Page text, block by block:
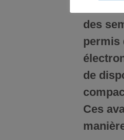
des
permis
de
Ces